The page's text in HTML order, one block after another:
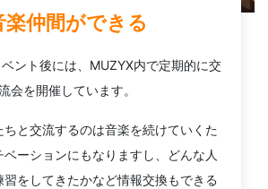
楽仲間ができる
ント後には、MUZYX内で定期的に交
会を開催しています。
ちと交流するのは音楽を続けていくた
ーションにもなりますし、どんな人
をしてきたかなど情報交換もできる